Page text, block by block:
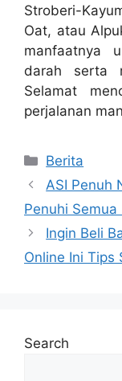
Stroberi-
Oat, atau
manfaatnya
darah serta
Selamat
perjalanan
Categories
Berita
ASI Penuh
Penuhi
Ingin Beli
Online Ini Tips
Search